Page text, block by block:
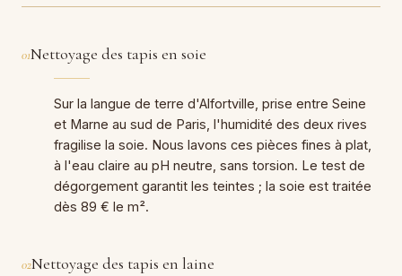
01Nettoyage des tapis en soie
Sur la langue de terre d'Alfortville, prise entre Seine
et Marne au sud de Paris, l'humidité des deux rives
fragilise la soie. Nous lavons ces pièces fines à plat,
à l'eau claire au pH neutre, sans torsion. Le test de
dégorgement garantit les teintes ; la soie est traitée
dès 89 € le m².
02Nettoyage des tapis en laine